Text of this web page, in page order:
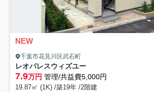
NEW
千葉市花見川区武石町
レオパレスウィズユー
7.9万円 管理/共益費5,000円
19.87㎡ (1K) /築19年 /2階建